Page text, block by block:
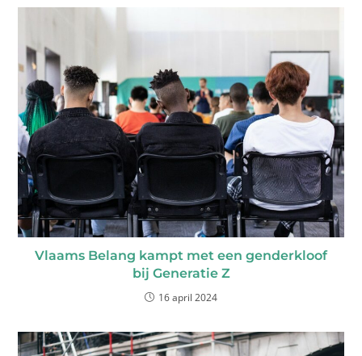
Vlaams Belang kampt met een genderkloof
bij Generatie Z
16 april 2024